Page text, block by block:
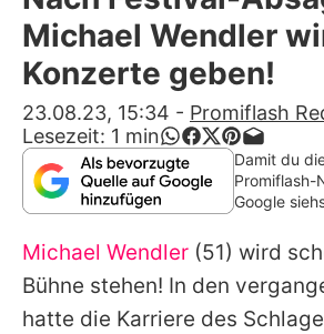
Alle Themen auf
Jobs
App runterladen
Team
Redaktionelle
Impressum
Michael Wendler
Konzerte geben!
23.08.23, 15:34 - Promiflash
Lesezeit: 1 min
Damit du
Promiflash-
Google
Michael Wendler (51) wird
Bühne stehen! In den
hatte die Karriere des